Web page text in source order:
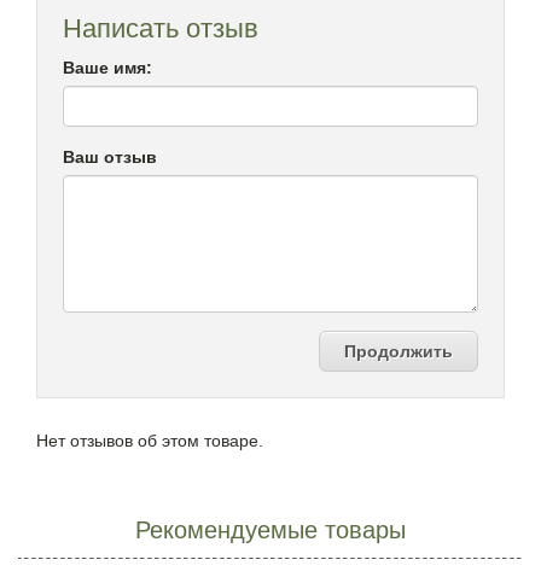
Написать отзыв
Ваше имя:
Ваш отзыв
Продолжить
Нет отзывов об этом товаре.
Рекомендуемые товары